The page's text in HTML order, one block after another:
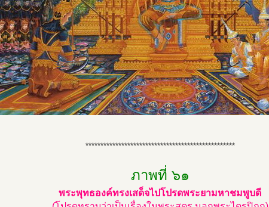
**************************************************
ภาพที่ ๖๑
พระพุทธองค์ทรงเสด็จไปโปรดพระยามหาชมพูบดี